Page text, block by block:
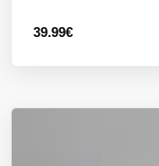
39.99€